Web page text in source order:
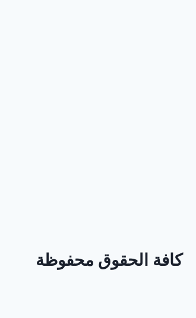
كافة الحقوق محفوظة